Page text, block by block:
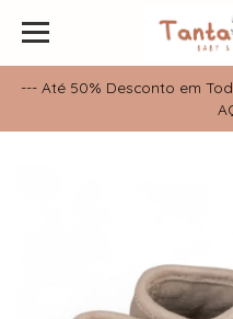
--- Até 50% Desconto em